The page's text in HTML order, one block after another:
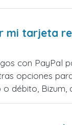
mi tarjeta
con PayPal
opciones
débito, Bizum,